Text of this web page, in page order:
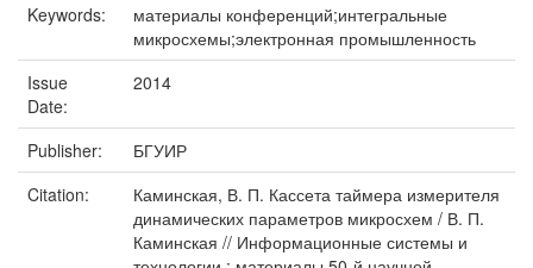
Keywords:
материалы конференций;интегральные
микросхемы;электронная промышленность
Issue
Date:
2014
Publisher:
БГУИР
Citation:
Каминская, В. П. Кассета таймера измерителя
динамических параметров микросхем / В. П.
Каминская // Информационные системы и